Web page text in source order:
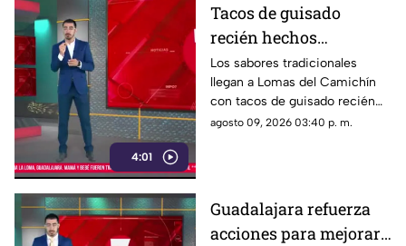
4:01
Tacos de guisado
recién hechos
conquistan a vecinos
de Lomas del Camichín
en Tonalá
Los sabores tradicionales
llegan a Lomas del Camichín
con tacos de guisado recién
preparados, una opción ideal
agosto 09, 2026 03:40 p. m.
Guadalajara refuerza
acciones para mejorar